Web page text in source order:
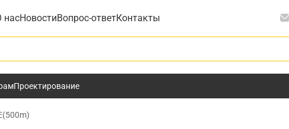
насНовостиВопрос-ответКонтакты
Проектирование